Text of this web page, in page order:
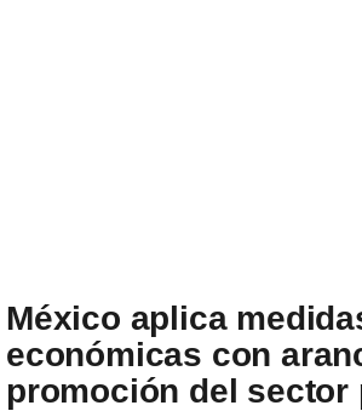
México aplica
económicas con
promoción del sector